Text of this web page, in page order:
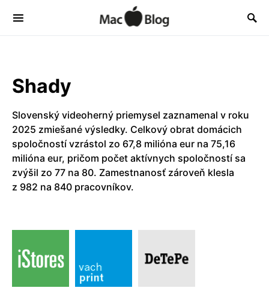
Shady
Slovenský videoherný priemysel zaznamenal v roku
2025 zmiešané výsledky. Celkový obrat domácich
spoločností vzrástol zo 67,8 milióna eur na 75,16
milióna eur, pričom počet aktívnych spoločností sa
zvýšil zo 77 na 80. Zamestnanosť zároveň klesla
z 982 na 840 pracovníkov.